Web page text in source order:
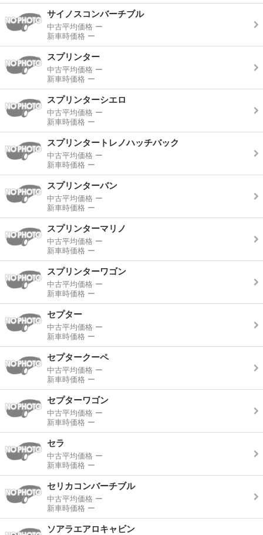
サイノスコンバーチブル
中古平均価格 ー
新車時価格 ー
スプリンター
中古平均価格 ー
新車時価格 ー
スプリンターシエロ
中古平均価格 ー
新車時価格 ー
スプリンタートレノハッチバック
中古平均価格 ー
新車時価格 ー
スプリンターバン
中古平均価格 ー
新車時価格 ー
スプリンターマリノ
中古平均価格 ー
新車時価格 ー
スプリンターワゴン
中古平均価格 ー
新車時価格 ー
セプター
中古平均価格 ー
新車時価格 ー
セプタークーペ
中古平均価格 ー
新車時価格 ー
セプターワゴン
中古平均価格 ー
新車時価格 ー
セラ
中古平均価格 ー
新車時価格 ー
セリカコンバーチブル
中古平均価格 ー
新車時価格 ー
ソアラエアロキャビン